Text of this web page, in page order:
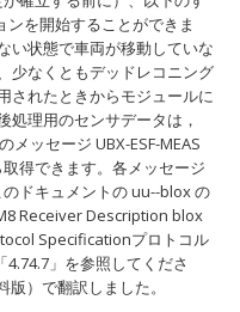
を開始することができま
い状態で車両が移動していな
少なくともデッドレコニング
されたときからモジュールに
処理用のセンサデータは，
ッセージ UBX-ESF-MEAS
得できます。各メッセージ
ドキュメントの uu--blox の
Receiver Description blox
Specificationプロトコル
」を参照してくださ
）で翻訳しました。